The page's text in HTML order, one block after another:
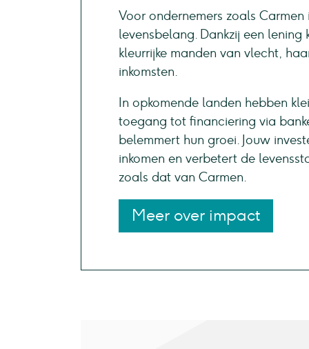
Voor ondernemers zoals
levensbelang. Dankzij een
kleurrijke manden van vlecht,
inkomsten.
In opkomende landen hebben
toegang tot financiering via
belemmert hun groei. Jouw
inkomen en verbetert de
zoals dat van Carmen.
Meer over impact